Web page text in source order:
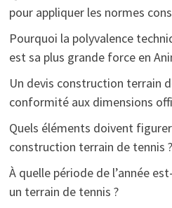
pour appliquer les normes
Pourquoi la polyvalence
est sa plus grande force en
Un devis construction terrain
conformité aux dimensions
Quels éléments doivent
construction terrain de tennis ?
À quelle période de l’année
un terrain de tennis ?